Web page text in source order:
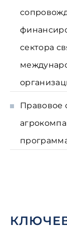
сектора
Правовое